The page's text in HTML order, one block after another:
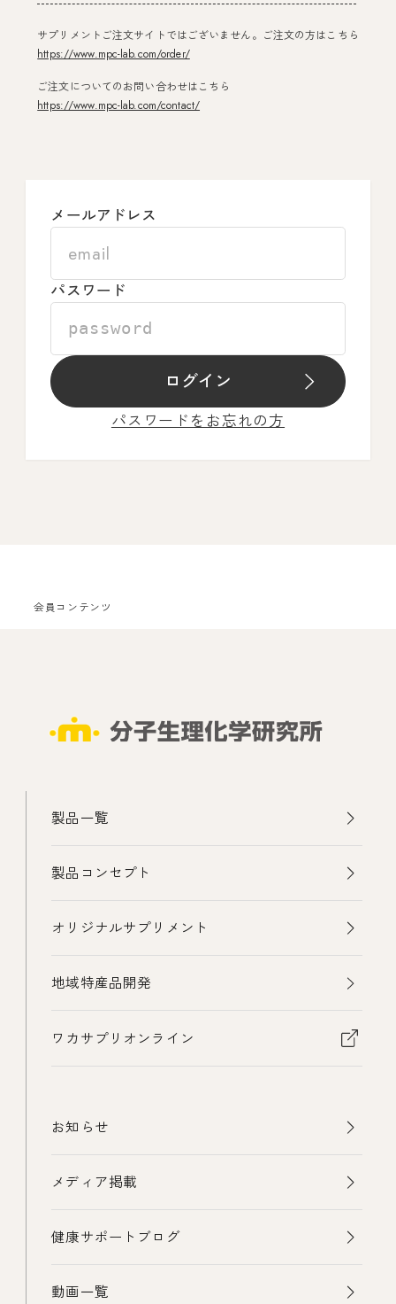
サプリメントご注文サイトではございません。ご注文の方はこちら
https://www.mpc-lab.com/order/
ご注文についてのお問い合わせはこちら
https://www.mpc-lab.com/contact/
メールアドレス
パスワード
ログイン
パスワードをお忘れの方
会員コンテンツ
製品一覧
製品コンセプト
オリジナルサプリメント
地域特産品開発
ワカサプリオンライン
お知らせ
メディア掲載
健康サポートブログ
動画一覧